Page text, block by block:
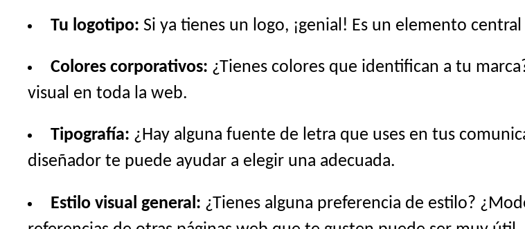
Tu logotipo: Si ya tienes un logo, ¡genial! Es un elemento
Colores corporativos: ¿Tienes colores que identifican a tu
visual en toda la web.
Tipografía: ¿Hay alguna fuente de letra que uses en tus
diseñador te puede ayudar a elegir una adecuada.
Estilo visual general: ¿Tienes alguna preferencia de estilo?